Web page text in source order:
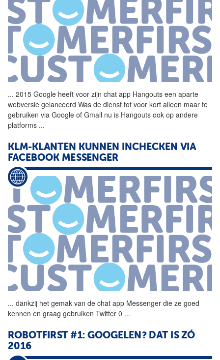
... 2015 Google heeft voor zijn chat app Hangouts een aparte
webversie gelanceerd Was de dienst tot voor kort alleen maar te
gebruiken via Google of Gmail nu is Hangouts ook op andere
platforms ...
KLM-KLANTEN KUNNEN INCHECKEN VIA
FACEBOOK MESSENGER
... dankzij het gemak van de chat app Messenger die ze goed
kennen en graag gebruiken Twitter 0 ...
ROBOTFIRST #1: GOOGELEN? DAT IS ZÓ
2016